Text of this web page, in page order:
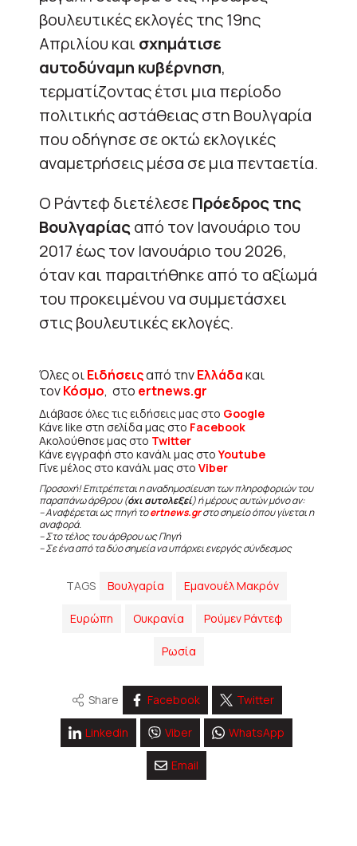
βουλευτικές εκλογές της 19ης
Απριλίου και σχημάτισε
αυτοδύναμη κυβέρνηση,
τερματίζοντας έτσι μια περίοδο
πολιτικής αστάθειας στη Βουλγαρία
που οδήγησε σε οκτώ εκλογικές
αναμετρήσεις μέσα σε μια πενταετία.
Ο Ράντεφ διετέλεσεΠρόεδρος της
Βουλγαρίαςαπό τον Ιανουάριο του
2017 έως τον Ιανουάριο του 2026,
όταν και παραιτήθηκε από το αξίωμά
του προκειμένου να συμμετάσχει
στις βουλευτικές εκλογές.
Όλες οιΕιδήσειςαπό τηνΕλλάδακαι
τονΚόσμο, στο ertnews.gr
Διάβασε όλες τις ειδήσεις μας στο Google
Κάνε like στη σελίδα μας στο Facebook
Ακολούθησε μας στο Twitter
Κάνε εγγραφή στο κανάλι μας στοYoutube
Γίνε μέλος στο κανάλι μας στο Viber
Προσοχή! Επιτρέπεται η αναδημοσίευση των πληροφοριών του
παραπάνω άρθρου (όχι αυτολεξεί) ή μέρους αυτών μόνο αν:
– Αναφέρεται ως πηγή τοertnews.grστο σημείο όπου γίνεται η
αναφορά.
– Στο τέλος του άρθρου ως Πηγή
– Σε ένα από τα δύο σημεία να υπάρχει ενεργός σύνδεσμος
TAGS Βουλγαρία Εμανουέλ Μακρόν
Ευρώπη Ουκρανία Ρούμεν Ράντεφ
Ρωσία
Share Facebook Twitter
Linkedin Viber WhatsApp
Email